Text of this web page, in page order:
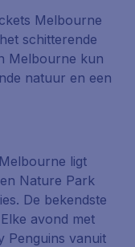
Melbourne
schitterende
Melbourne kun
natuur en een
ligt
Nature Park
De bekendste
avond met
Penguins vanuit